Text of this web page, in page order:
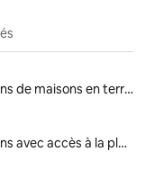
Locations de maisons en terre
Locations avec accès à la plage